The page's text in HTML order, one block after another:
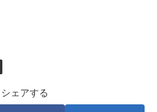
シェアする